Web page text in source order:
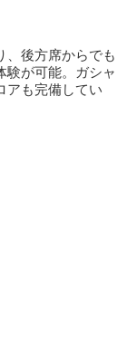
、後方席からでも
験が可能。ガシャ
アも完備してい